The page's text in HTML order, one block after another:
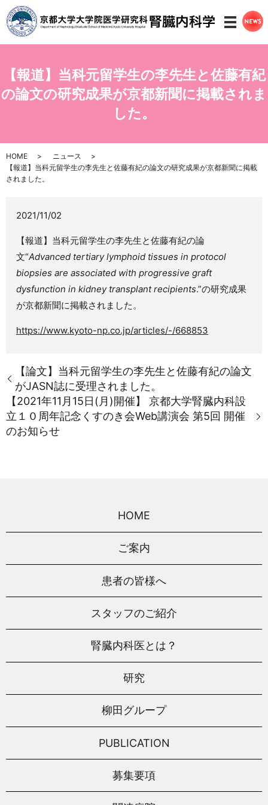
メニ
【報道】当科元留学生の李先生と佐藤有紀
の論文の研究成果が京都新聞に掲載されま
した。
HOME
ニュース
【報道】当科元留学生の李先生と佐藤有紀の論文の研究成果が京都新聞に掲載
されました。
2021/11/02
【報道】当科元留学生の李先生と佐藤有紀の論
文“Advanced tertiary lymphoid tissues in protocol
biopsies are associated with progressive graft
dysfunction in kidney transplant recipients.”の研究成果
が京都新聞に掲載されました。
https://www.kyoto-np.co.jp/articles/-/668853
【論文】当科元留学生の李先生と佐藤有紀の論文
がJASN誌に受理されました。
【2021年11月15日(月)開催】 京都大学腎臓内科設
立１０周年記念くすのき会Web講演会 第5回 開催
のお知らせ
HOME
ご案内
患者の皆様へ
スタッフのご紹介
腎臓内科医とは？
研究
柳田グループ
PUBLICATION
募集要項